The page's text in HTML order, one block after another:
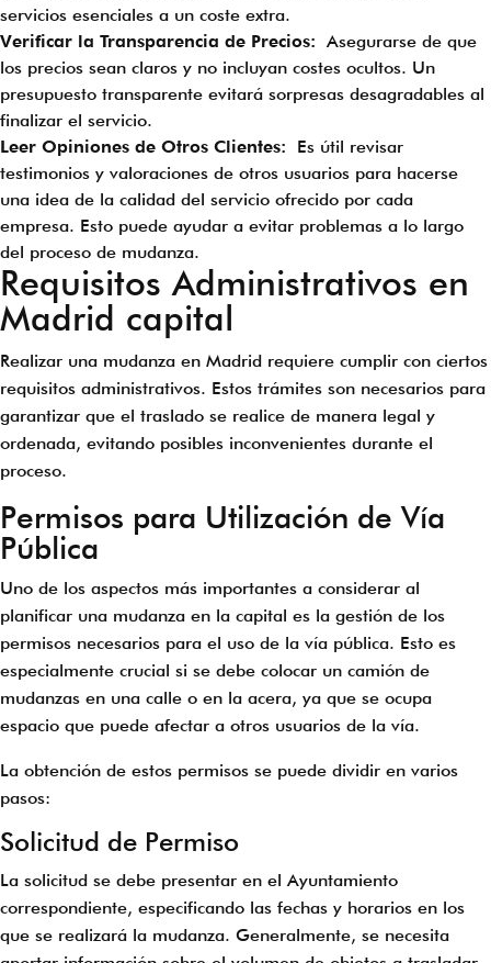
servicios esenciales a un coste extra.
Verificar la Transparencia de Precios: Asegurarse de que
los precios sean claros y no incluyan costes ocultos. Un
presupuesto transparente evitará sorpresas desagradables al
finalizar el servicio.
Leer Opiniones de Otros Clientes: Es útil revisar
testimonios y valoraciones de otros usuarios para hacerse
una idea de la calidad del servicio ofrecido por cada
empresa. Esto puede ayudar a evitar problemas a lo largo
del proceso de mudanza.
Requisitos Administrativos en
Madrid capital
Realizar una mudanza en Madrid requiere cumplir con ciertos
requisitos administrativos. Estos trámites son necesarios para
garantizar que el traslado se realice de manera legal y
ordenada, evitando posibles inconvenientes durante el
proceso.
Permisos para Utilización de Vía
Pública
Uno de los aspectos más importantes a considerar al
planificar una mudanza en la capital es la gestión de los
permisos necesarios para el uso de la vía pública. Esto es
especialmente crucial si se debe colocar un camión de
mudanzas en una calle o en la acera, ya que se ocupa
espacio que puede afectar a otros usuarios de la vía.
La obtención de estos permisos se puede dividir en varios
pasos:
Solicitud de Permiso
La solicitud se debe presentar en el Ayuntamiento
correspondiente, especificando las fechas y horarios en los
que se realizará la mudanza. Generalmente, se necesita